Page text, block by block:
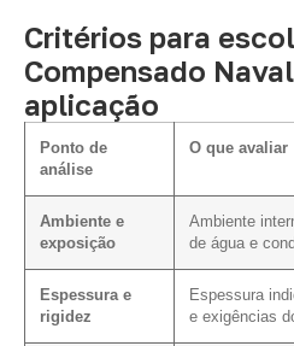
Critérios para
Compensado
aplicação
Ponto de
análise
O que avaliar
Ambiente e
exposição
Ambiente
de água e
Espessura e
rigidez
Espessura
e exigências